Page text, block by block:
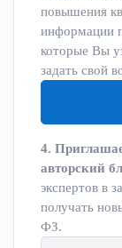
повышения
информации
которые Вы
задать свой
4.
авторский
экспертов в
получать
ФЗ.